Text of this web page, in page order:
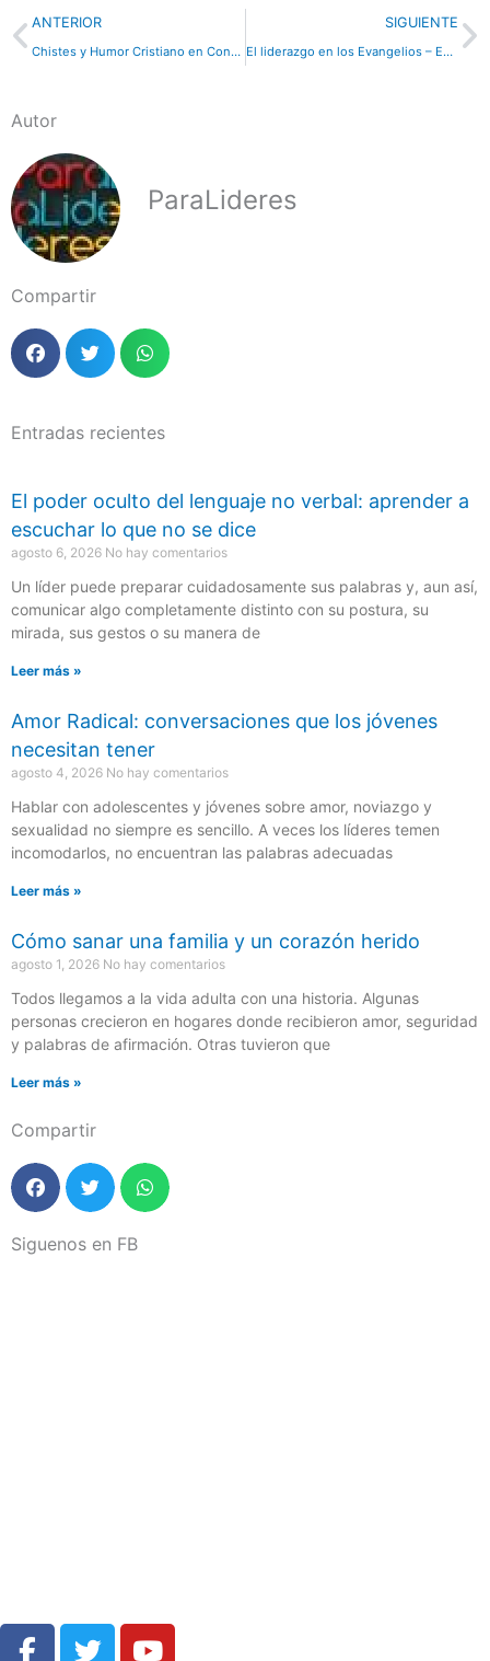
Previo
ANTERIOR
Chistes y Humor Cristiano en Conpoder.com
SIGUIENTE
El liderazgo en los Evangelios – Estudio Bíblico gratuito en Paralideres.org
Autor
ParaLideres
Compartir
Entradas recientes
El poder oculto del lenguaje no verbal: aprender a
escuchar lo que no se dice
agosto 6, 2026 No hay comentarios
Un líder puede preparar cuidadosamente sus palabras y, aun así,
comunicar algo completamente distinto con su postura, su
mirada, sus gestos o su manera de
Leer más »
Amor Radical: conversaciones que los jóvenes
necesitan tener
agosto 4, 2026 No hay comentarios
Hablar con adolescentes y jóvenes sobre amor, noviazgo y
sexualidad no siempre es sencillo. A veces los líderes temen
incomodarlos, no encuentran las palabras adecuadas
Leer más »
Cómo sanar una familia y un corazón herido
agosto 1, 2026 No hay comentarios
Todos llegamos a la vida adulta con una historia. Algunas
personas crecieron en hogares donde recibieron amor, seguridad
y palabras de afirmación. Otras tuvieron que
Leer más »
Compartir
Siguenos en FB
F
T
Y